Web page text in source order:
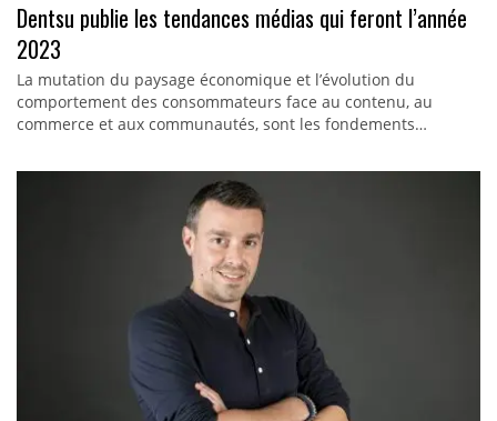
Dentsu publie les tendances médias qui feront l’année
2023
La mutation du paysage économique et l’évolution du
comportement des consommateurs face au contenu, au
commerce et aux communautés, sont les fondements…